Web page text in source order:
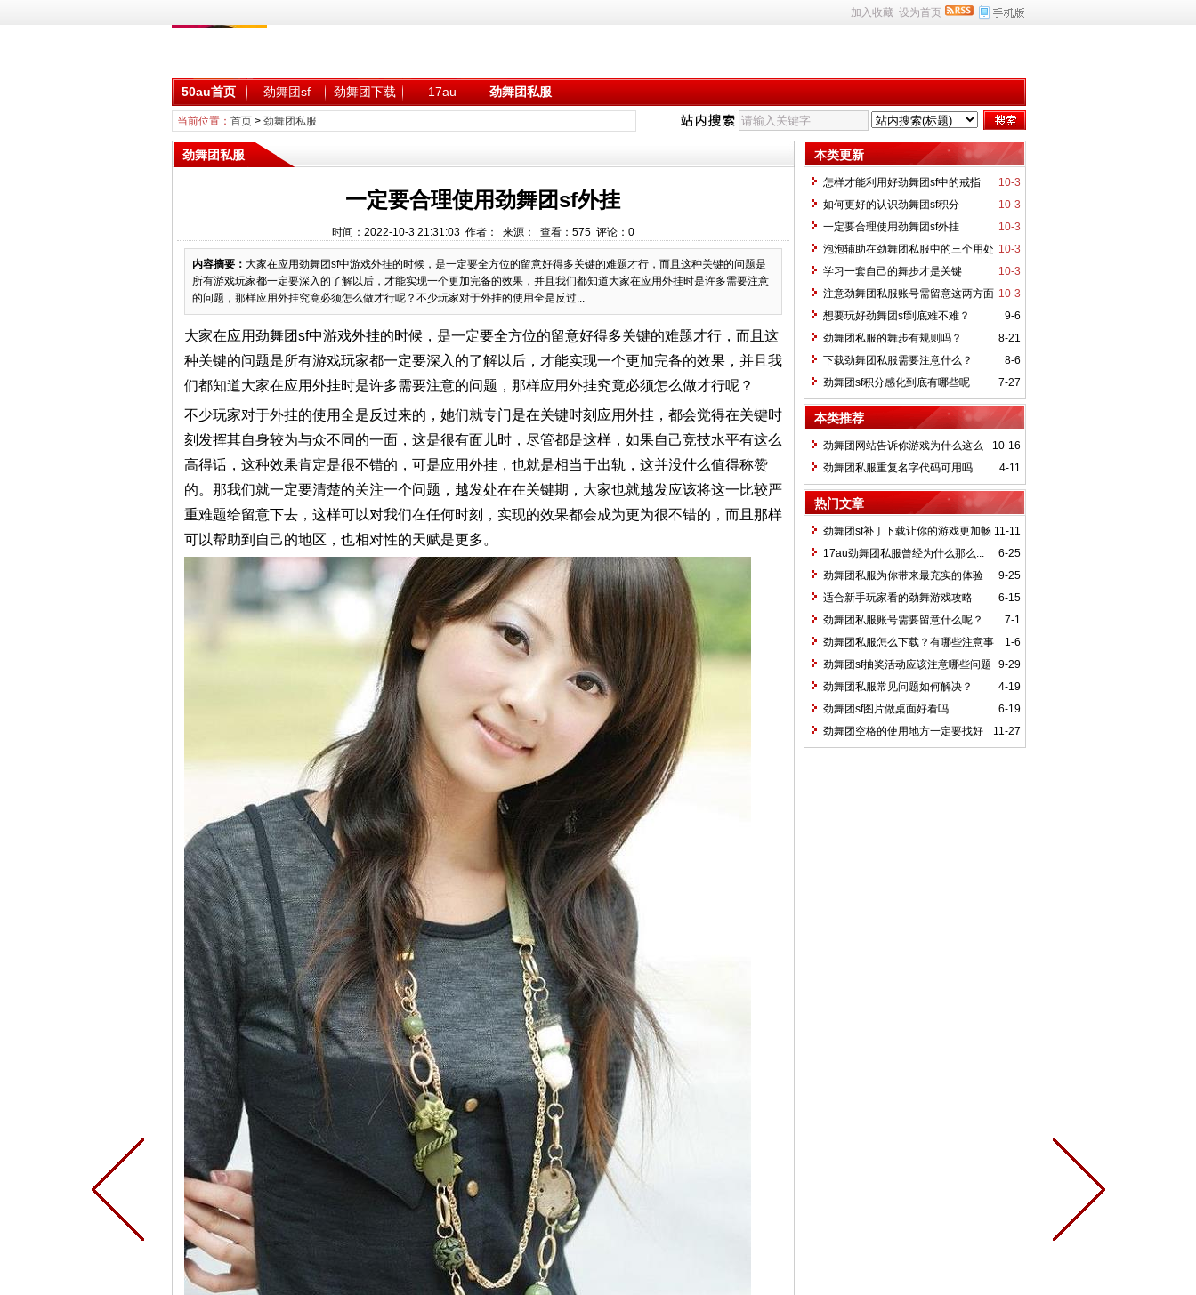
加入收藏 设为首页
50au首页 劲舞团sf 劲舞团下载 17au 劲舞团私服
当前位置： 首页> 劲舞团私服
劲舞团私服
一定要合理使用劲舞团sf外挂
时间：2022-10-3 21:31:03 作者： 来源： 查看： 575评论： 0
内容摘要： 大家在应用劲舞团sf中游戏外挂的时候，是一定要全方位的留意好得多关键的难题才行，而且这种关键的问题是
所有游戏玩家都一定要深入的了解以后，才能实现一个更加完备的效果，并且我们都知道大家在应用外挂时是许多需要注意
的问题，那样应用外挂究竟必须怎么做才行呢？不少玩家对于外挂的使用全是反过...
大家在应用劲舞团sf中游戏外挂的时候，是一定要全方位的留意好得多关键的难题才行，而且这
种关键的问题是所有游戏玩家都一定要深入的了解以后，才能实现一个更加完备的效果，并且我
们都知道大家在应用外挂时是许多需要注意的问题，那样应用外挂究竟必须怎么做才行呢？
不少玩家对于外挂的使用全是反过来的，她们就专门是在关键时刻应用外挂，都会觉得在关键时
刻发挥其自身较为与众不同的一面，这是很有面儿时，尽管都是这样，如果自己竞技水平有这么
高得话，这种效果肯定是很不错的，可是应用外挂，也就是相当于出轨，这并没什么值得称赞
的。那我们就一定要清楚的关注一个问题，越发处在在关键期，大家也就越发应该将这一比较严
重难题给留意下去，这样可以对我们在任何时刻，实现的效果都会成为更为很不错的，而且那样
可以帮助到自己的地区，也相对性的天赋是更多。
本类更新
10-3
怎样才能利用好劲舞团sf中的戒指
10-3
如何更好的认识劲舞团sf积分
10-3
一定要合理使用劲舞团sf外挂
10-3
泡泡辅助在劲舞团私服中的三个用处
10-3
学习一套自己的舞步才是关键
10-3
注意劲舞团私服账号需留意这两方面
9-6
想要玩好劲舞团sf到底难不难？
8-21
劲舞团私服的舞步有规则吗？
8-6
下载劲舞团私服需要注意什么？
7-27
劲舞团sf积分感化到底有哪些呢
本类推荐
10-16
劲舞团网站告诉你游戏为什么这么
热门
4-11
劲舞团私服重复名字代码可用吗
热门文章
11-11
劲舞团sf补丁下载让你的游戏更加畅
快无忧
6-25
17au劲舞团私服曾经为什么那么...
9-25
劲舞团私服为你带来最充实的体验
6-15
适合新手玩家看的劲舞游戏攻略
7-1
劲舞团私服账号需要留意什么呢？
1-6
劲舞团私服怎么下载？有哪些注意事
项？
9-29
劲舞团sf抽奖活动应该注意哪些问题
4-19
劲舞团私服常见问题如何解决？
6-19
劲舞团sf图片做桌面好看吗
11-27
劲舞团空格的使用地方一定要找好